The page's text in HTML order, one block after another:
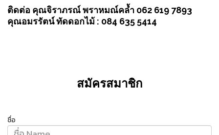
ติดต่อ คุณจิราภรณ์ พราหมณ์คล้ำ 062 619 7893
คุณอมรรัตน์ ทัดดอกไม้ : 084 635 5414
สมัครสมาชิก
ชื่อ